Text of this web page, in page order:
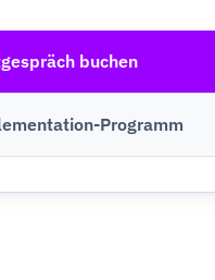
buchen
Programm